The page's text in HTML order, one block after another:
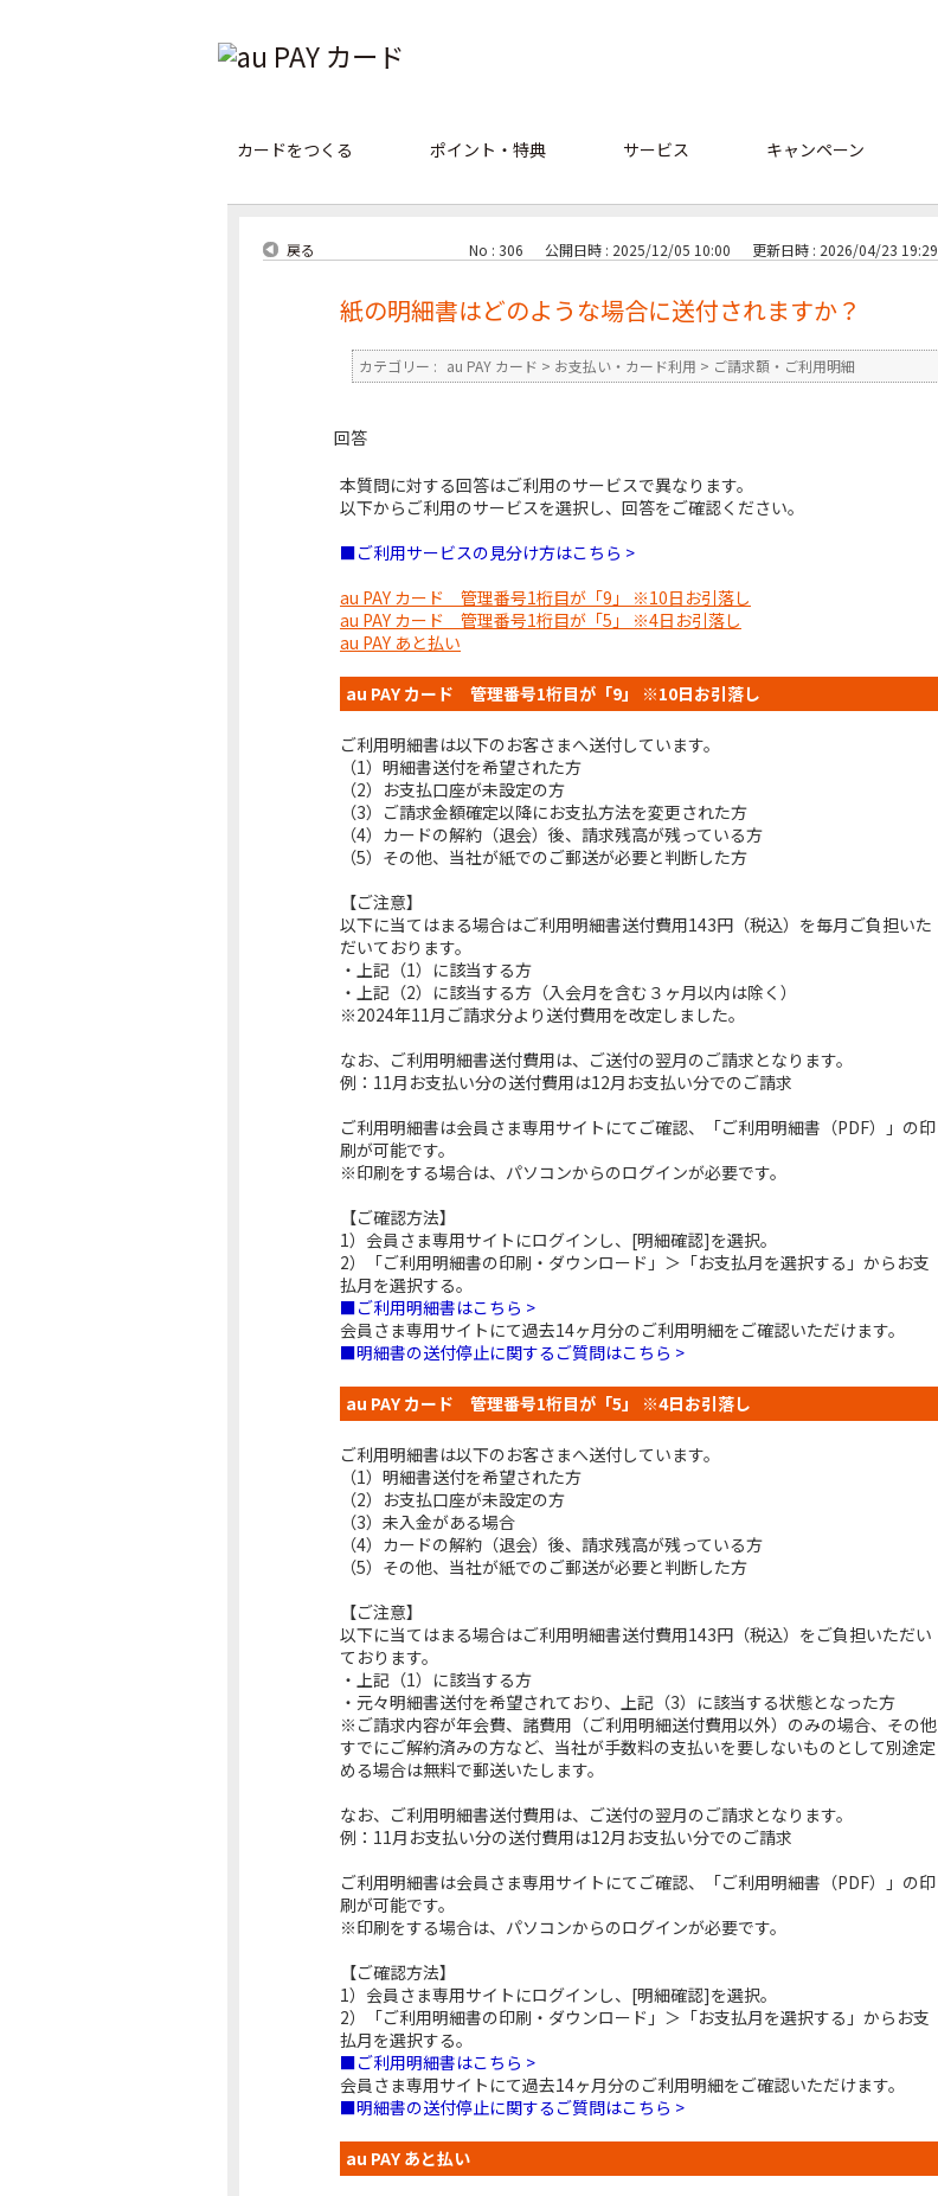
カードをつくる ポイント・特典 サービス キャンペーン
戻る No : 306 公開日時 : 2025/12/05 10:00 更新日時 : 2026/04/23 19:29
紙の明細書はどのような場合に送付されますか？
カテゴリー : au PAY カード > お支払い・カード利用 > ご請求額・ご利用明細
回答
本質問に対する回答はご利用のサービスで異なります。
以下からご利用のサービスを選択し、回答をご確認ください。
■ご利用サービスの見分け方はこちら >
au PAY カード 管理番号1桁目が「9」 ※10日お引落し
au PAY カード 管理番号1桁目が「5」 ※4日お引落し
au PAY あと払い
au PAY カード 管理番号1桁目が「9」 ※10日お引落し
ご利用明細書は以下のお客さまへ送付しています。
（1）明細書送付を希望された方
（2）お支払口座が未設定の方
（3）ご請求金額確定以降にお支払方法を変更された方
（4）カードの解約（退会）後、請求残高が残っている方
（5）その他、当社が紙でのご郵送が必要と判断した方
【ご注意】
以下に当てはまる場合はご利用明細書送付費用143円（税込）を毎月ご負担いた
だいております。
・上記（1）に該当する方
・上記（2）に該当する方（入会月を含む３ヶ月以内は除く）
※2024年11月ご請求分より送付費用を改定しました。
なお、ご利用明細書送付費用は、ご送付の翌月のご請求となります。
例：11月お支払い分の送付費用は12月お支払い分でのご請求
ご利用明細書は会員さま専用サイトにてご確認、「ご利用明細書（PDF）」の印
刷が可能です。
※印刷をする場合は、パソコンからのログインが必要です。
【ご確認方法】
1）会員さま専用サイトにログインし、[明細確認]を選択。
2）「ご利用明細書の印刷・ダウンロード」＞「お支払月を選択する」からお支
払月を選択する。
■ご利用明細書はこちら >
会員さま専用サイトにて過去14ヶ月分のご利用明細をご確認いただけます。
■明細書の送付停止に関するご質問はこちら >
au PAY カード 管理番号1桁目が「5」 ※4日お引落し
ご利用明細書は以下のお客さまへ送付しています。
（1）明細書送付を希望された方
（2）お支払口座が未設定の方
（3）未入金がある場合
（4）カードの解約（退会）後、請求残高が残っている方
（5）その他、当社が紙でのご郵送が必要と判断した方
【ご注意】
以下に当てはまる場合はご利用明細書送付費用143円（税込）をご負担いただい
ております。
・上記（1）に該当する方
・元々明細書送付を希望されており、上記（3）に該当する状態となった方
※ご請求内容が年会費、諸費用（ご利用明細送付費用以外）のみの場合、その他
すでにご解約済みの方など、当社が手数料の支払いを要しないものとして別途定
める場合は無料で郵送いたします。
なお、ご利用明細書送付費用は、ご送付の翌月のご請求となります。
例：11月お支払い分の送付費用は12月お支払い分でのご請求
ご利用明細書は会員さま専用サイトにてご確認、「ご利用明細書（PDF）」の印
刷が可能です。
※印刷をする場合は、パソコンからのログインが必要です。
【ご確認方法】
1）会員さま専用サイトにログインし、[明細確認]を選択。
2）「ご利用明細書の印刷・ダウンロード」＞「お支払月を選択する」からお支
払月を選択する。
■ご利用明細書はこちら >
会員さま専用サイトにて過去14ヶ月分のご利用明細をご確認いただけます。
■明細書の送付停止に関するご質問はこちら >
au PAY あと払い